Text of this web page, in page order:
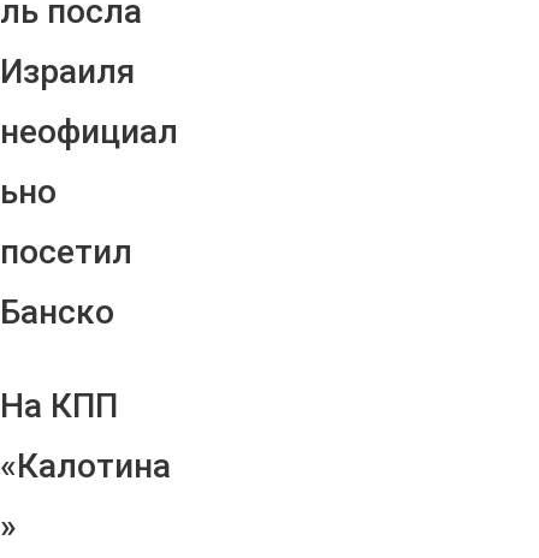
ль посла
Израиля
неофициал
ьно
посетил
Банско
На КПП
«Калотина
»